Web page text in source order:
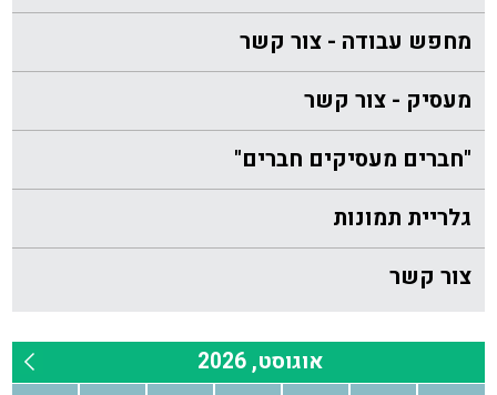
מחפש עבודה - צור קשר
מעסיק - צור קשר
"חברים מעסיקים חברים"
גלריית תמונות
צור קשר